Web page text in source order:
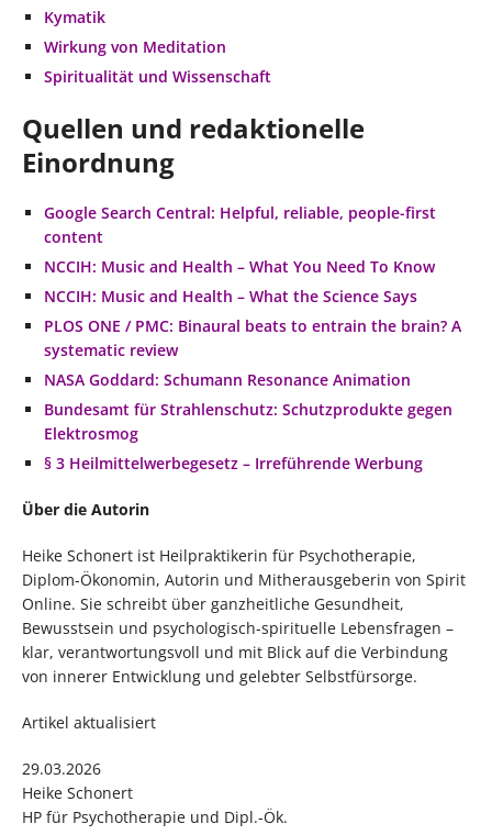
Kymatik
Wirkung von Meditation
Spiritualität und Wissenschaft
Quellen und redaktionelle
Einordnung
Google Search Central: Helpful, reliable, people-first
content
NCCIH: Music and Health – What You Need To Know
NCCIH: Music and Health – What the Science Says
PLOS ONE / PMC: Binaural beats to entrain the brain? A
systematic review
NASA Goddard: Schumann Resonance Animation
Bundesamt für Strahlenschutz: Schutzprodukte gegen
Elektrosmog
§ 3 Heilmittelwerbegesetz – Irreführende Werbung
Über die Autorin
Heike Schonert ist Heilpraktikerin für Psychotherapie,
Diplom-Ökonomin, Autorin und Mitherausgeberin von Spirit
Online. Sie schreibt über ganzheitliche Gesundheit,
Bewusstsein und psychologisch-spirituelle Lebensfragen –
klar, verantwortungsvoll und mit Blick auf die Verbindung
von innerer Entwicklung und gelebter Selbstfürsorge.
Artikel aktualisiert
29.03.2026
Heike Schonert
HP für Psychotherapie und Dipl.-Ök.